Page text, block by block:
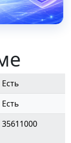
Есть
Есть
35611000